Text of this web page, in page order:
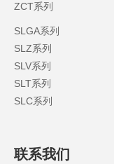
ZCT系列
SLGA系列
SLZ系列
SLV系列
SLT系列
SLC系列
联系我们